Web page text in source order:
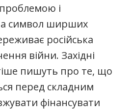
і
символ ширших
російська
війни. Західні
пишуть про те, що
перед складним
фінансувати